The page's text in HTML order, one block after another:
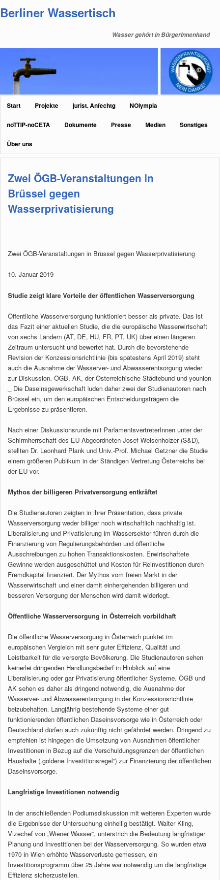
primären
sekundären
Berliner Wassertisch
Wasser gehört in BürgerInnenhand
Hauptmenü
Start Projekte jurist. Anfechtg NOlympia
noTTIP-noCETA Dokumente Presse Medien Sonstiges
Über uns
Zwei ÖGB-Veranstaltungen in
Brüssel gegen
Wasserprivatisierung
Zwei ÖGB-Veranstaltungen in Brüssel gegen Wasserprivatisierung
10. Januar 2019
Studie zeigt klare Vorteile der öffentlichen Wasserversorgung
Öffentliche Wasserversorgung funktioniert besser als private. Das ist
das Fazit einer aktuellen Studie, die die europäische Wasserwirtschaft
von sechs Ländern (AT, DE, HU, FR, PT, UK) über einen längeren
Zeitraum untersucht und bewertet hat. Durch die bevorstehende
Revision der Konzessionsrichtlinie (bis spätestens April 2019) steht
auch die Ausnahme der Wasserver- und Abwasserentsorgung wieder
zur Diskussion. ÖGB, AK, der Österreichische Städtebund und younion
_ Die Daseinsgewerkschaft luden daher zwei der Studienautoren nach
Brüssel ein, um den europäischen Entscheidungsträgern die
Ergebnisse zu präsentieren.
Nach einer Diskussionsrunde mit ParlamentsvertreterInnen unter der
Schirmherrschaft des EU-Abgeordneten Josef Weisenholzer (S&D),
stellten Dr. Leonhard Plank und Univ.-Prof. Michael Getzner die Studie
einem größeren Publikum in der Ständigen Vertretung Österreichs bei
der EU vor.
Mythos der billigeren Privatversorgung entkräftet
Die Studienautoren zeigten in ihrer Präsentation, dass private
Wasserversorgung weder billiger noch wirtschaftlich nachhaltig ist.
Liberalisierung und Privatisierung im Wassersektor führen durch die
Finanzierung von Regulierungsbehörden und öffentliche
Ausschreibungen zu hohen Transaktionskosten. Erwirtschaftete
Gewinne werden ausgeschüttet und Kosten für Reinvestitionen durch
Fremdkapital finanziert. Der Mythos vom freien Markt in der
Wasserwirtschaft und einer damit einhergehenden billigeren und
besseren Versorgung der Menschen wird damit widerlegt.
Öffentliche Wasserversorgung in Österreich vorbildhaft
Die öffentliche Wasserversorgung in Österreich punktet im
europäischen Vergleich mit sehr guter Effizienz, Qualität und
Leistbarkeit für die versorgte Bevölkerung. Die Studienautoren sehen
keinerlei dringenden Handlungsbedarf in Hinblick auf eine
Liberalisierung oder gar Privatisierung öffentlicher Systeme. ÖGB und
AK sehen es daher als dringend notwendig, die Ausnahme der
Wasserver- und Abwasserentsorgung in der Konzessionsrichtlinie
beizubehalten. Langjährig bestehende Systeme einer gut
funktionierenden öffentlichen Daseinsvorsorge wie in Österreich oder
Deutschland dürfen auch zukünftig nicht gefährdet werden. Dringend zu
empfehlen ist hingegen die Umsetzung von Ausnahmen öffentlicher
Investitionen in Bezug auf die Verschuldungsgrenzen der öffentlichen
Haushalte („goldene Investitionsregel“) zur Finanzierung der öffentlichen
Daseinsvorsorge.
Langfristige Investitionen notwendig
In der anschließenden Podiumsdiskussion mit weiteren Experten wurde
die Ergebnisse der Untersuchung einhellig bestätigt. Walter Kling,
Vizechef von „Wiener Wasser“, unterstrich die Bedeutung langfristiger
Planung und Investitionen bei der Wasserversorgung. So wurden etwa
1970 in Wien erhöhte Wasserverluste gemessen, ein
Investitionsprogramm über 25 Jahre war notwendig um die langfristige
Effizienz sicherzustellen.